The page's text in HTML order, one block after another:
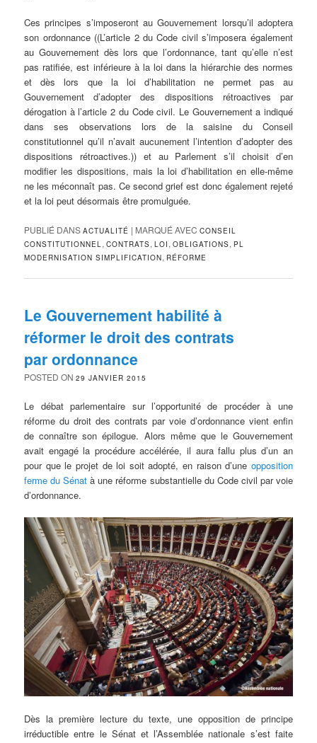
Ces principes s’imposeront au Gouvernement lorsqu’il adoptera
son ordonnance ((L’article 2 du Code civil s’imposera également
au Gouvernement dès lors que l’ordonnance, tant qu’elle n’est
pas ratifiée, est inférieure à la loi dans la hiérarchie des normes
et dès lors que la loi d’habilitation ne permet pas au
Gouvernement d’adopter des dispositions rétroactives par
dérogation à l’article 2 du Code civil. Le Gouvernement a indiqué
dans ses observations lors de la saisine du Conseil
constitutionnel qu’il n’avait aucunement l’intention d’adopter des
dispositions rétroactives.)) et au Parlement s’il choisit d’en
modifier les dispositions, mais la loi d’habilitation en elle-même
ne les méconnaît pas. Ce second grief est donc également rejeté
et la loi peut désormais être promulguée.
PUBLIÉ DANS ACTUALITÉ | MARQUÉ AVEC CONSEIL
CONSTITUTIONNEL ,CONTRATS,LOI ,OBLIGATIONS, PL
MODERNISATION SIMPLIFICATION, RÉFORME
Le Gouvernement habilité à
réformer le droit des contrats
par ordonnance
POSTED ON29 JANVIER 2015
Le débat parlementaire sur l’opportunité de procéder à une
réforme du droit des contrats par voie d’ordonnance vient enfin
de connaître son épilogue. Alors même que le Gouvernement
avait engagé la procédure accélérée, il aura fallu plus d’un an
pour que le projet de loi soit adopté, en raison d’une opposition
ferme du Sénat à une réforme substantielle du Code civil par voie
d’ordonnance.
Dès la première lecture du texte, une opposition de principe
irréductible entre le Sénat et l’Assemblée nationale s’est faite